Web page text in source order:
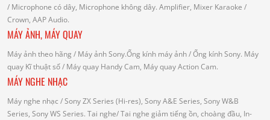
/ Microphone có dây, Microphone không dây. Amplifier, Mixer Karaoke /
Crown, AAP Audio.
MÁY ẢNH, MÁY QUAY
Máy ảnh theo hãng / Máy ảnh Sony.Ống kính máy ảnh / Ống kính Sony. Máy
quay Kĩ thuật số/ Máy quay Handy Cam, Máy quay Action Cam.
MÁY NGHE NHẠC
Máy nghe nhạc / Sony ZX Series (Hi-res), Sony A&E Series, Sony W&B
Series, Sony WS Series. Tai nghe/ Tai nghe giảm tiếng ồn, choàng đầu, In-